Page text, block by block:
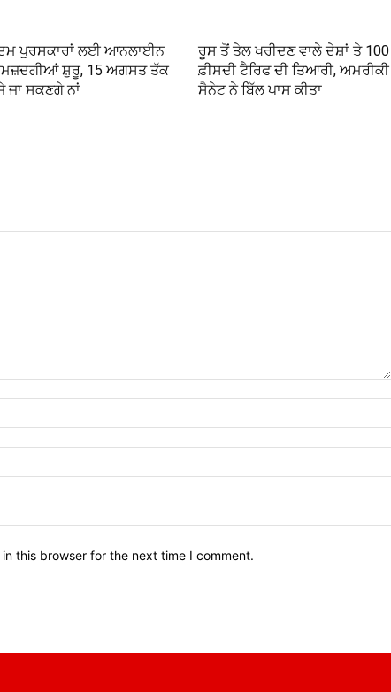
ਪੁਰਸਕਾਰਾਂ ਲਈ ਆਨਲਾਈਨ
ਸ਼ੁਰੂ, 15 ਅਗਸਤ ਤੱਕ
ਜਾ ਸਕਣਗੇ ਨਾਂ
ਰੂਸ ਤੋਂ ਤੇਲ ਖਰੀਦਣ ਵਾਲੇ ਦੇਸ਼ਾਂ ਤੇ 100
ਫ਼ੀਸਦੀ ਟੈਰਿਫ ਦੀ ਤਿਆਰੀ, ਅਮਰੀਕੀ
ਸੈਨੇਟ ਨੇ ਬਿੱਲ ਪਾਸ ਕੀਤਾ
this browser for the next time I comment.